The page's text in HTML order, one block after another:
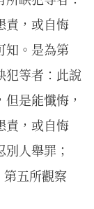
責，或自悔
知。是為第
犯等者：此說
是能懺悔，
責，或自悔
人舉罪；
第五所觀察